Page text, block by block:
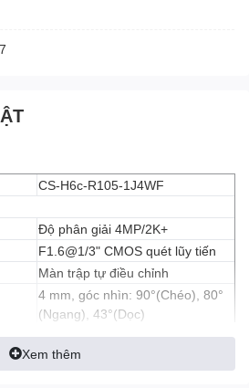
CS-H6c-R105-1J4WF
Độ phân giải 4MP/2K+
F1.6@1/3" CMOS quét lũy tiến
Màn trập tự điều chỉnh
4 mm, góc nhìn: 90°(Chéo), 80°
(Ngang), 43°(Dọc)
M12
Bộ lọc cắt bỏ tín hiệu hồng ngoại
Xem thêm